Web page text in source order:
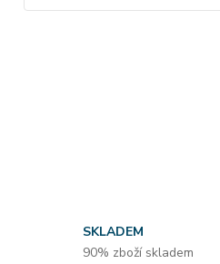
SKLADEM
90% zboží skladem